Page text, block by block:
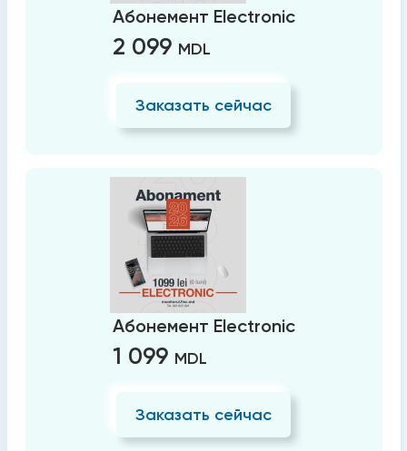
Абонемент Electronic
2 099 MDL
Заказать сейчас
Абонемент Electronic
1 099 MDL
Заказать сейчас